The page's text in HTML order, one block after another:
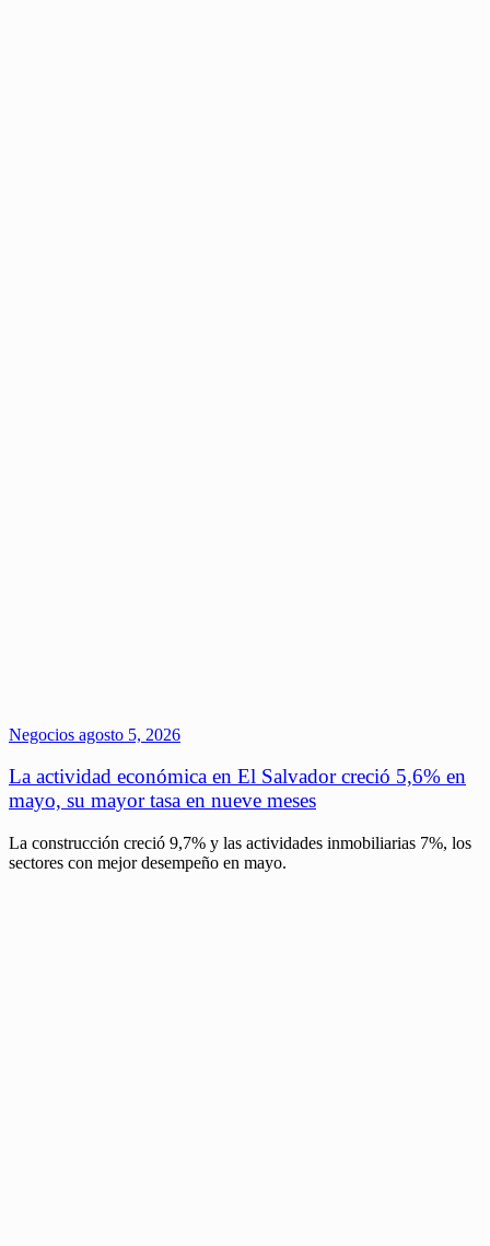
Negocios agosto 5, 2026
La actividad económica en El Salvador creció 5,6% en
mayo, su mayor tasa en nueve meses
La construcción creció 9,7% y las actividades inmobiliarias 7%, los
sectores con mejor desempeño en mayo.